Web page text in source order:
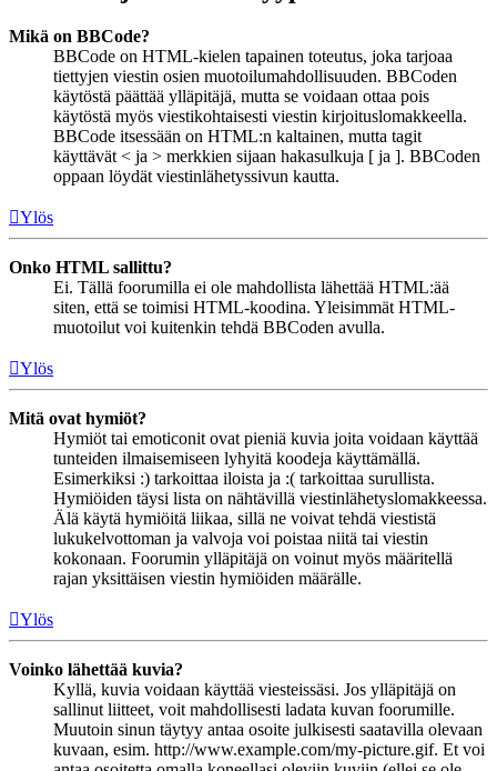
Mikä on BBCode?
BBCode on HTML-kielen tapainen toteutus, joka tarjoaa
tiettyjen viestin osien muotoilumahdollisuuden. BBCoden
käytöstä päättää ylläpitäjä, mutta se voidaan ottaa pois
käytöstä myös viestikohtaisesti viestin kirjoituslomakkeella.
BBCode itsessään on HTML:n kaltainen, mutta tagit
käyttävät < ja > merkkien sijaan hakasulkuja [ ja ]. BBCoden
oppaan löydät viestinlähetyssivun kautta.
Ylös
Onko HTML sallittu?
Ei. Tällä foorumilla ei ole mahdollista lähettää HTML:ää
siten, että se toimisi HTML-koodina. Yleisimmät HTML-
muotoilut voi kuitenkin tehdä BBCoden avulla.
Ylös
Mitä ovat hymiöt?
Hymiöt tai emoticonit ovat pieniä kuvia joita voidaan käyttää
tunteiden ilmaisemiseen lyhyitä koodeja käyttämällä.
Esimerkiksi :) tarkoittaa iloista ja :( tarkoittaa surullista.
Hymiöiden täysi lista on nähtävillä viestinlähetyslomakkeessa.
Älä käytä hymiöitä liikaa, sillä ne voivat tehdä viestistä
lukukelvottoman ja valvoja voi poistaa niitä tai viestin
kokonaan. Foorumin ylläpitäjä on voinut myös määritellä
rajan yksittäisen viestin hymiöiden määrälle.
Ylös
Voinko lähettää kuvia?
Kyllä, kuvia voidaan käyttää viesteissäsi. Jos ylläpitäjä on
sallinut liitteet, voit mahdollisesti ladata kuvan foorumille.
Muutoin sinun täytyy antaa osoite julkisesti saatavilla olevaan
kuvaan, esim. http://www.example.com/my-picture.gif. Et voi